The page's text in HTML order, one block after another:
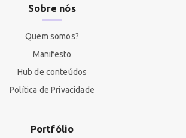
Sobre nós
Quem somos?
Manifesto
Hub de conteúdos
Política de Privacidade
Portfólio